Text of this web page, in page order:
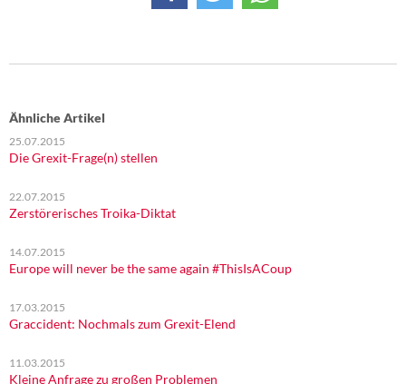
Institut Solidarische Moderne
Rosa-Luxemburg-Stiftung
Über mich
Kontakt
Ähnliche Artikel
25.07.2015
Die Grexit-Frage(n) stellen
22.07.2015
Zerstörerisches Troika-Diktat
14.07.2015
Europe will never be the same again #ThisIsACoup
17.03.2015
Graccident: Nochmals zum Grexit-Elend
11.03.2015
Kleine Anfrage zu großen Problemen